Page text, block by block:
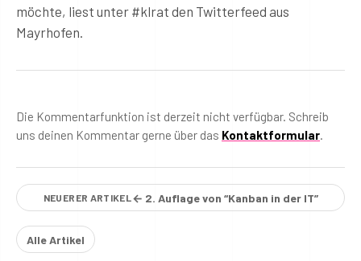
möchte, liest unter #klrat den Twitterfeed aus
Mayrhofen.
Die Kommentarfunktion ist derzeit nicht verfügbar. Schreib
uns deinen Kommentar gerne über das Kontaktformular.
NEUERER ARTIKEL← 2. Auflage von “Kanban in der IT”
Alle Artikel